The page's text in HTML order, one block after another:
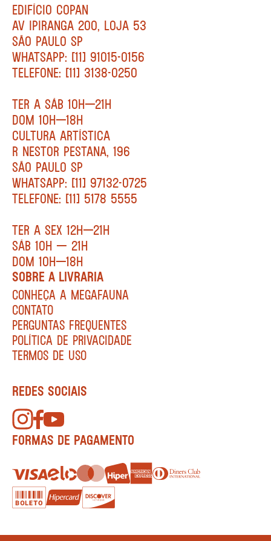
EDIFÍCIO COPAN
AV IPIRANGA 200, LOJA 53
SÃO PAULO SP
WHATSAPP: [11] 91015-0156
TELEFONE: [11] 3138-0250
TER A SÁB 10H—21H
DOM 10H—18H
CULTURA ARTÍSTICA
R NESTOR PESTANA, 196
SÃO PAULO SP
WHATSAPP: [11] 97132-0725
TELEFONE: [11] 5178 5555
TER A SEX 12H—21H
SÁB 10H — 21H
DOM 10H—18H
SOBRE A LIVRARIA
CONHEÇA A MEGAFAUNA
CONTATO
PERGUNTAS FREQUENTES
POLÍTICA DE PRIVACIDADE
TERMOS DE USO
REDES SOCIAIS
FORMAS DE PAGAMENTO